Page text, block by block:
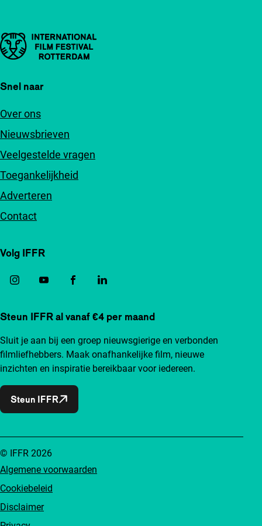
Belangrijke links
Snel naar
Over ons
Nieuwsbrieven
Veelgestelde vragen
Toegankelijkheid
Adverteren
Contact
Volg IFFR
Steun IFFR al vanaf €4 per maand
Sluit je aan bij een groep nieuwsgierige en verbonden
filmliefhebbers. Maak onafhankelijke film, nieuwe
inzichten en inspiratie bereikbaar voor iedereen.
Steun IFFR
Algemene voorwaarden
Cookiebeleid
Disclaimer
© IFFR 2026